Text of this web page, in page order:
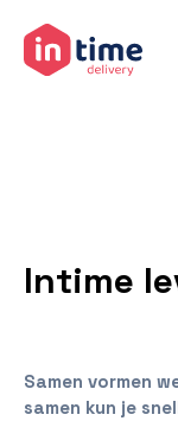
Intime
Samen vormen
samen kun je